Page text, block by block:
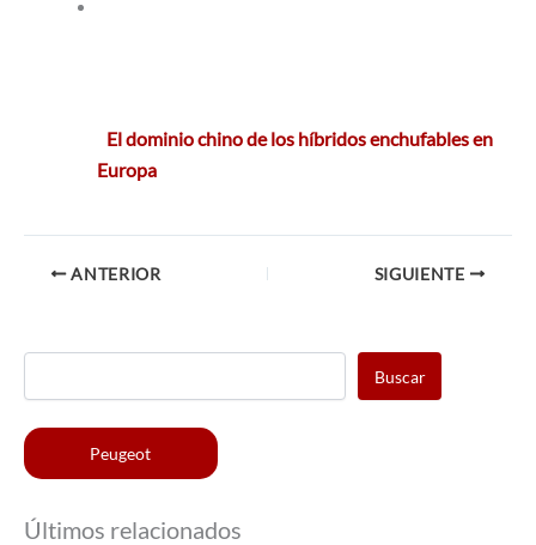
El dominio chino de los híbridos enchufables en
Europa
ANTERIOR SIGUIENTE
Buscar
Peugeot
Últimos relacionados